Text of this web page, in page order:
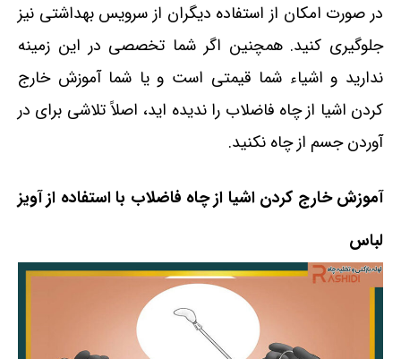
در صورت امکان از استفاده دیگران از سرویس بهداشتی نیز
جلوگیری کنید. همچنین اگر شما تخصصی در این زمینه
ندارید و اشیاء شما قیمتی است و یا شما آموزش خارج
کردن اشیا از چاه فاضلاب را ندیده اید، اصلاً تلاشی برای در
آوردن جسم از چاه نکنید.
آموزش خارج کردن اشیا از چاه فاضلاب با استفاده از آویز
لباس